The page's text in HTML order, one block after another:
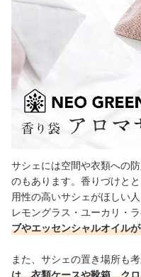
サシェには空間や衣類への
のもあります。香りづけと
用性の高いサシェがほしい
レモングラス・ユーカリ・
ブやエッセンシャルオイル
また、サシェの置き場所も考
は、衣類ケースや靴箱、ク